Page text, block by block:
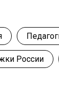
России